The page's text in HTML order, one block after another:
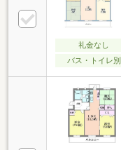
礼金なし
バス・トイレ別